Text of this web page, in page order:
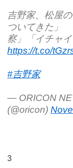
吉野家、松屋
ついてきた」
察」「イチャ
https://t.co/
#吉野家
— ORICON
(@oricon)
3